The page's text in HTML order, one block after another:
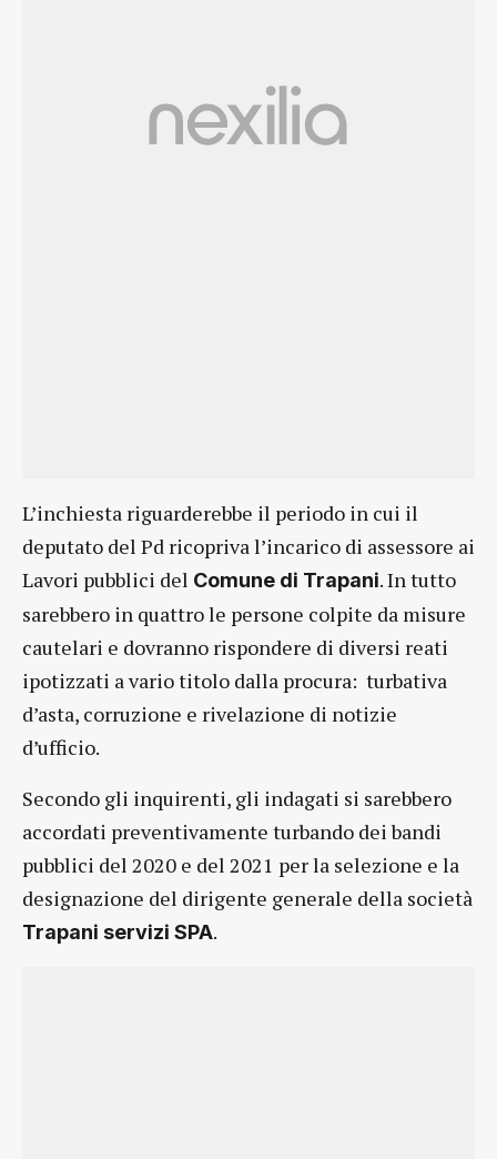
L’inchiesta riguarderebbe il periodo in cui il
deputato del Pd ricopriva l’incarico di assessore ai
Lavori pubblici del Comune di Trapani. In tutto
sarebbero in quattro le persone colpite da misure
cautelari e dovranno rispondere di diversi reati
ipotizzati a vario titolo dalla procura: turbativa
d’asta, corruzione e rivelazione di notizie
d’ufficio.
Secondo gli inquirenti, gli indagati si sarebbero
accordati preventivamente turbando dei bandi
pubblici del 2020 e del 2021 per la selezione e la
designazione del dirigente generale della società
Trapani servizi SPA.